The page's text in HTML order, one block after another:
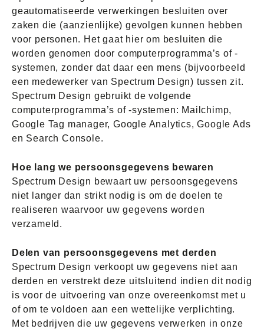
geautomatiseerde verwerkingen besluiten over
zaken die (aanzienlijke) gevolgen kunnen hebben
voor personen. Het gaat hier om besluiten die
worden genomen door computerprogramma’s of -
systemen, zonder dat daar een mens (bijvoorbeeld
een medewerker van Spectrum Design) tussen zit.
Spectrum Design gebruikt de volgende
computerprogramma’s of -systemen: Mailchimp,
Google Tag manager, Google Analytics, Google Ads
en Search Console.
Hoe lang we persoonsgegevens bewaren
Spectrum Design bewaart uw persoonsgegevens
niet langer dan strikt nodig is om de doelen te
realiseren waarvoor uw gegevens worden
verzameld.
Delen van persoonsgegevens met derden
Spectrum Design verkoopt uw gegevens niet aan
derden en verstrekt deze uitsluitend indien dit nodig
is voor de uitvoering van onze overeenkomst met u
of om te voldoen aan een wettelijke verplichting.
Met bedrijven die uw gegevens verwerken in onze